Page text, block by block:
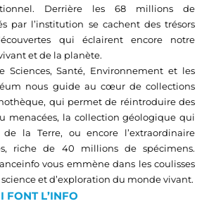
Derrière les 68 millions de
par l’institution se cachent des trésors
qui éclairent encore notre
et de la planète.
Sciences, Santé, Environnement et les
nous guide au cœur de collections
qui permet de réintroduire des
menacées, la collection géologique qui
de la Terre, ou encore l’extraordinaire
riche de 40 millions de spécimens.
vous emmène dans les coulisses
et d’exploration du monde vivant.
FONT L’INFO